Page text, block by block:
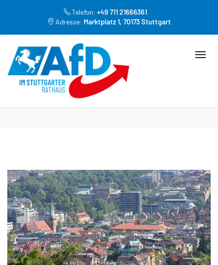
Telefon: +49 711 21666361
Adresse: Marktplatz 1, 70173 Stuttgart